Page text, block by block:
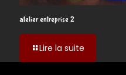
atelier entreprise 2
Lire la suite
entreprise